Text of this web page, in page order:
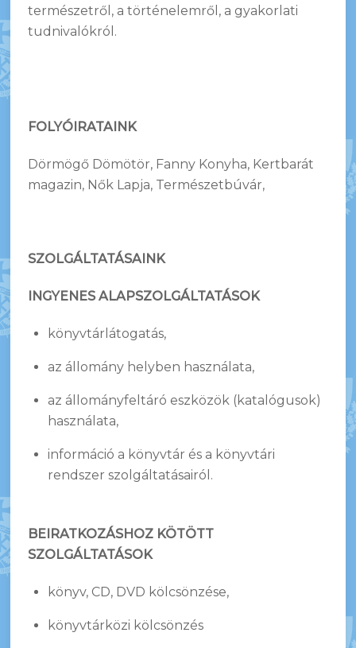
természetről, a történelemről, a gyakorlati
tudnivalókról.
FOLYÓIRATAINK
Dörmögő Dömötör, Fanny Konyha, Kertbarát
magazin, Nők Lapja, Természetbúvár,
SZOLGÁLTATÁSAINK
INGYENES ALAPSZOLGÁLTATÁSOK
könyvtárlátogatás,
az állomány helyben használata,
az állományfeltáró eszközök (katalógusok)
használata,
információ a könyvtár és a könyvtári
rendszer szolgáltatásairól.
BEIRATKOZÁSHOZ KÖTÖTT
SZOLGÁLTATÁSOK
könyv, CD, DVD kölcsönzése,
könyvtárközi kölcsönzés